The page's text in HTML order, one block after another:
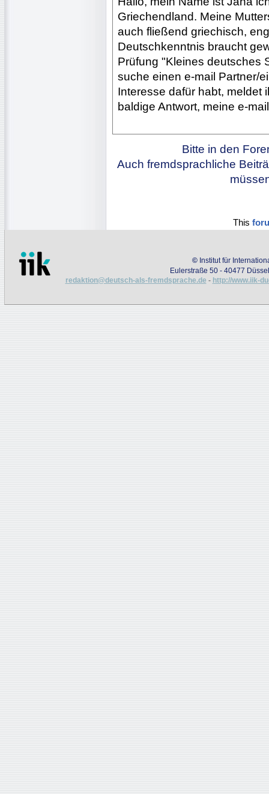
Griechendland. Meine
auch fließend griechisch,
Deutschkenntnis braucht
Prüfung "Kleines deutsches
suche einen e-mail Partner/
Interesse dafür habt, meldet
baldige Antwort, meine e-
Bitte in den
Auch fremdsprachliche
This
© Institut für
Eulerstraße 50 - 40477
redaktion@deutsch-als-fremdsprache.de - http://www.iik-